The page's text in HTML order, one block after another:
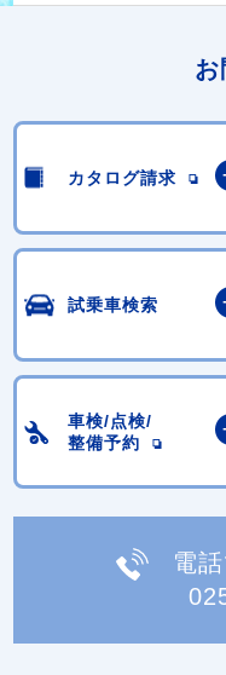
お
カタログ請求
試乗車検索
車検/点検/
整備予約
電